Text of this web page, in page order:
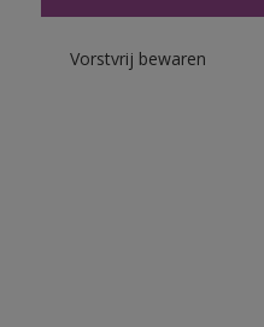
Vorstvrij bewaren